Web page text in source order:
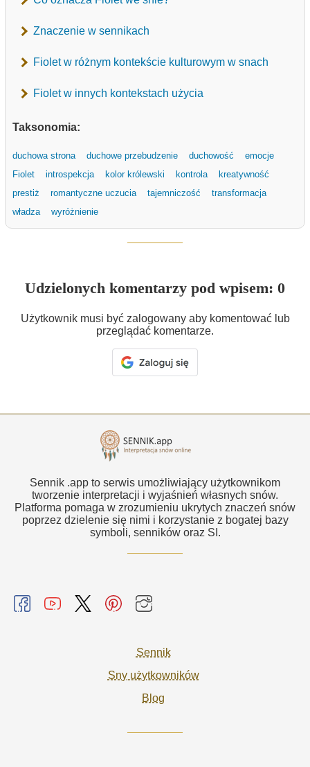
Znaczenie w sennikach
Fiolet w różnym kontekście kulturowym w snach
Fiolet w innych kontekstach użycia
Taksonomia:
duchowa strona duchowe przebudzenie duchowość
emocje
Fiolet
introspekcja kolor królewski kontrola
kreatywność
prestiż
romantyczne uczucia tajemniczość
transformacja
władza
wyróżnienie
Udzielonych komentarzy pod wpisem: 0
Użytkownik musi być zalogowany aby komentować lub
przeglądać komentarze.
Sennik .app to serwis umożliwiający użytkownikom
tworzenie interpretacji i wyjaśnień własnych snów.
Platforma pomaga w zrozumieniu ukrytych znaczeń snów
poprzez dzielenie się nimi i korzystanie z bogatej bazy
symboli, senników oraz SI.
Sennik
Sny użytkowników
Blog